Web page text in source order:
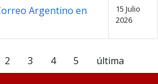
Argentino en
15 Julio
2026
2 3 4 5 última